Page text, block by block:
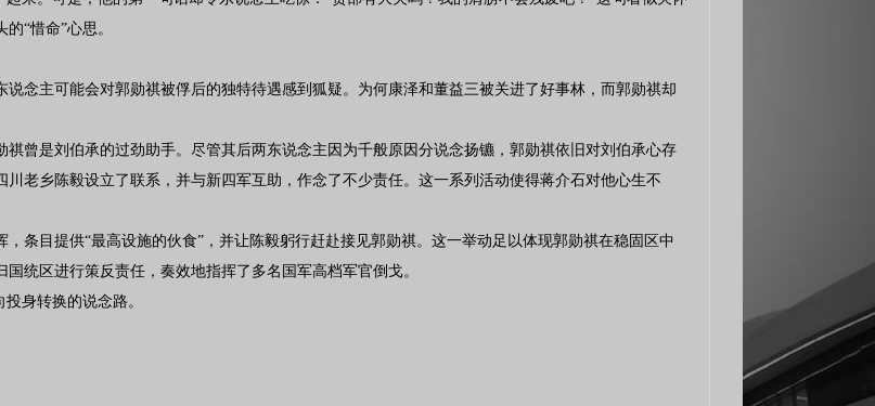
“惜命”心思。
念主可能会对郭勋祺被俘后的独特待遇感到狐疑。为何康泽和董益三被关进了好事林，而郭勋祺却
曾是刘伯承的过劲助手。尽管其后两东说念主因为千般原因分说念扬镳，郭勋祺依旧对刘伯承心存
老乡陈毅设立了联系，并与新四军互助，作念了不少责任。这一系列活动使得蒋介石对他心生不
条目提供“最高设施的伙食”，并让陈毅躬行赶赴接见郭勋祺。这一举动足以体现郭勋祺在稳固区中
统区进行策反责任，奏效地指挥了多名国军高档军官倒戈。
身转换的说念路。